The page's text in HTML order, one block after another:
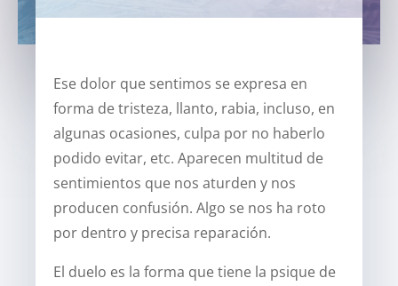
Ese dolor que sentimos se expresa en
forma de tristeza, llanto, rabia, incluso, en
algunas ocasiones, culpa por no haberlo
podido evitar, etc. Aparecen multitud de
sentimientos que nos aturden y nos
producen confusión. Algo se nos ha roto
por dentro y precisa reparación.
El duelo es la forma que tiene la psique de